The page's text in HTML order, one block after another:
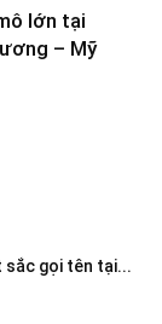
lớn tại
– Mỹ
sắc gọi tên tại...